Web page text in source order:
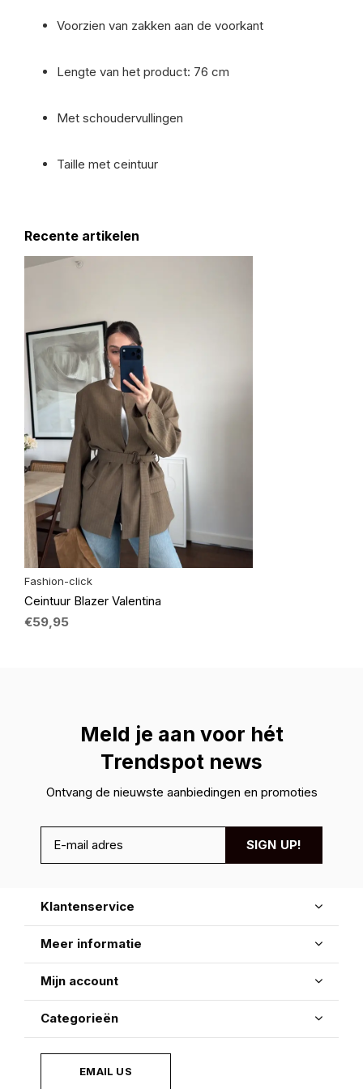
Voorzien van zakken aan de voorkant
Lengte van het product: 76 cm
Met schoudervullingen
Taille met ceintuur
Recente artikelen
Fashion-click
Ceintuur Blazer Valentina
€59,95
Meld je aan voor hét
Trendspot news
Ontvang de nieuwste aanbiedingen en promoties
SIGN UP!
Klantenservice
Meer informatie
Mijn account
Categorieën
EMAIL US